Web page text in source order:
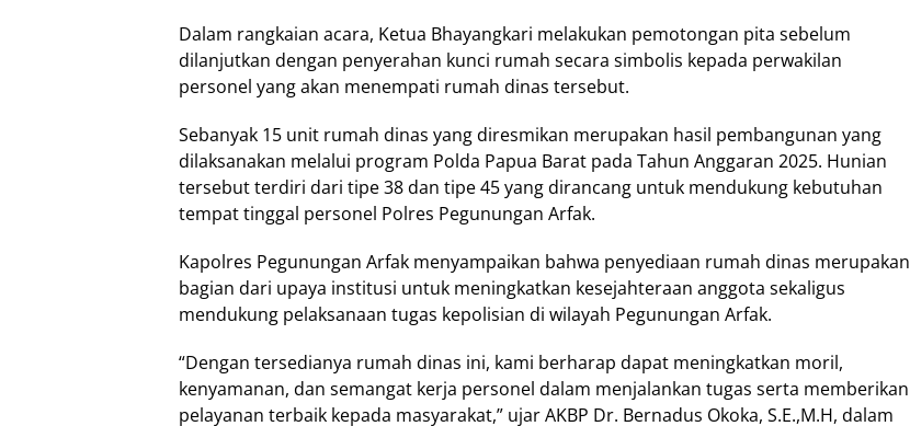
Dalam rangkaian acara, Ketua Bhayangkari melakukan pemotongan pita sebelum
dilanjutkan dengan penyerahan kunci rumah secara simbolis kepada perwakilan
personel yang akan menempati rumah dinas tersebut.
Sebanyak 15 unit rumah dinas yang diresmikan merupakan hasil pembangunan yang
dilaksanakan melalui program Polda Papua Barat pada Tahun Anggaran 2025. Hunian
tersebut terdiri dari tipe 38 dan tipe 45 yang dirancang untuk mendukung kebutuhan
tempat tinggal personel Polres Pegunungan Arfak.
Kapolres Pegunungan Arfak menyampaikan bahwa penyediaan rumah dinas merupakan
bagian dari upaya institusi untuk meningkatkan kesejahteraan anggota sekaligus
mendukung pelaksanaan tugas kepolisian di wilayah Pegunungan Arfak.
“Dengan tersedianya rumah dinas ini, kami berharap dapat meningkatkan moril,
kenyamanan, dan semangat kerja personel dalam menjalankan tugas serta memberikan
pelayanan terbaik kepada masyarakat,” ujar AKBP Dr. Bernadus Okoka, S.E.,M.H, dalam